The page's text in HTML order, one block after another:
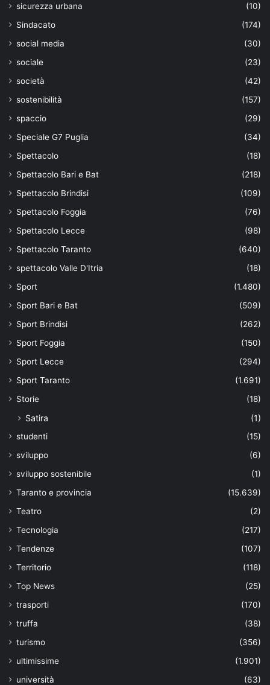
sicurezza urbana
(10)
Sindacato
(174)
social media
(30)
sociale
(23)
società
(42)
sostenibilità
(157)
spaccio
(29)
Speciale G7 Puglia
(34)
Spettacolo
(18)
Spettacolo Bari e Bat
(218)
Spettacolo Brindisi
(109)
Spettacolo Foggia
(76)
Spettacolo Lecce
(98)
Spettacolo Taranto
(640)
spettacolo Valle D'Itria
(18)
Sport
(1.480)
Sport Bari e Bat
(509)
Sport Brindisi
(262)
Sport Foggia
(150)
Sport Lecce
(294)
Sport Taranto
(1.691)
Storie
(18)
Satira (1)
studenti
(15)
sviluppo
(6)
sviluppo sostenibile
(1)
Taranto e provincia
(15.639)
Teatro
(2)
Tecnologia
(217)
Tendenze
(107)
Territorio
(118)
Top News
(25)
trasporti
(170)
truffa
(38)
turismo
(356)
ultimissime
(1.901)
università
(63)